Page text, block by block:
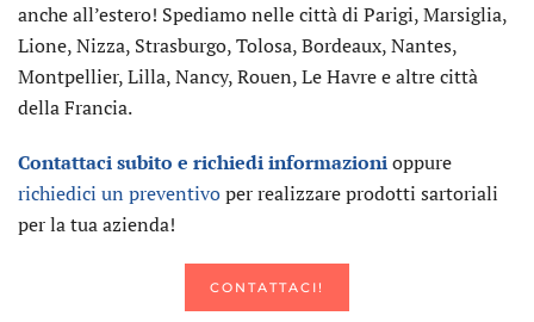
anche all’estero! Spediamo nelle città di Parigi, Marsiglia,
Lione, Nizza, Strasburgo, Tolosa, Bordeaux, Nantes,
Montpellier, Lilla, Nancy, Rouen, Le Havre e altre città
della Francia.
Contattaci subito e richiedi informazionioppure
richiedici un preventivoper realizzare prodotti sartoriali
per la tua azienda!
CONTATTACI!